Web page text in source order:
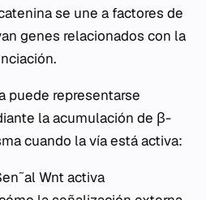
se une a factores de
genes relacionados con la
puede representarse
la acumulación de β-
cuando la vía está activa:
Wnt activa